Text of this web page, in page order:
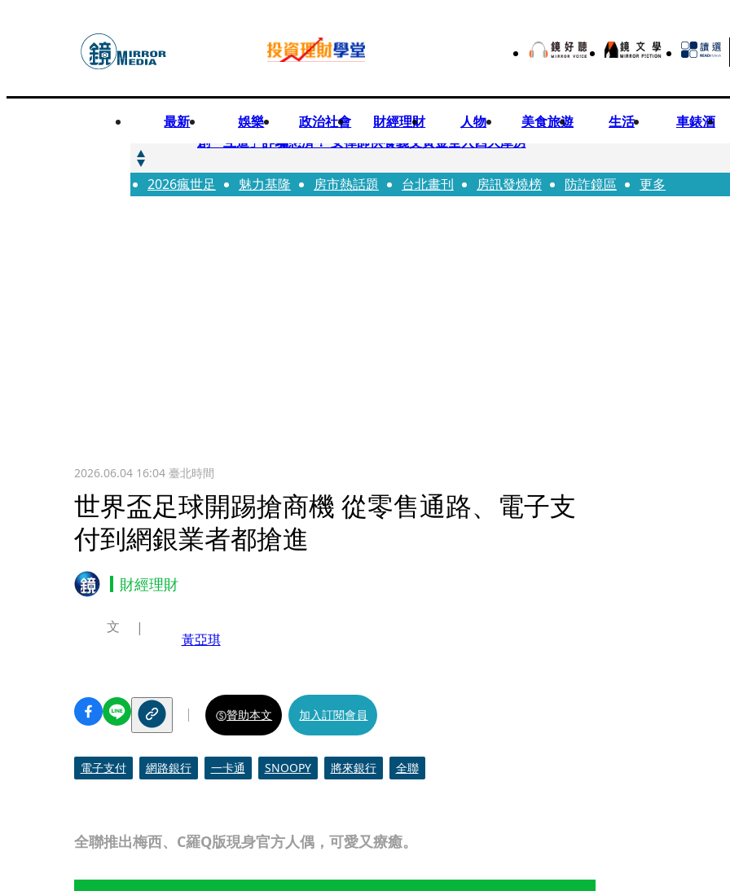
最新 娛樂 政治社會 財經理財 人物 美食旅遊 生活 車錶酒
快訊
創「互道」詐騙慈濟！ 女律師供養義父黃金全入四大庫房
快訊
前時力黨魁表態「反對刪公視預算」 盼在野三思：改凍結處理受質疑項目
2026瘋世足 魅力基隆 房市熱話題 台北畫刊 房訊發燒榜 防詐鏡區 更多
2026.06.04 16:04臺北時間
世界盃足球開踢搶商機 從零售通路、電子支
付到網銀業者都搶進
財經理財
全聯推出梅西、C羅Q版現身官方人偶，可愛又療癒。
文
黃亞琪
贊助本文 加入訂閱會員
電子支付 網路銀行 一卡通 SNOOPY 將來銀行 全聯